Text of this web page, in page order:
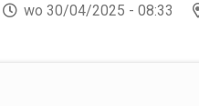
wo 30/04/2025 - 08:33